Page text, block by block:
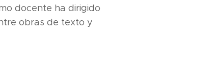
docente ha dirigido
obras de texto y